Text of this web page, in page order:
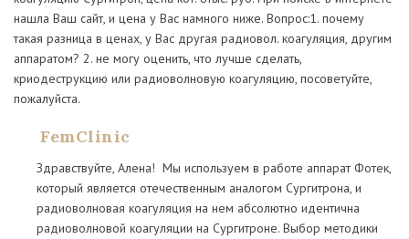
нашла Ваш сайт, и цена у Вас намного ниже. Вопрос:1. почему
такая разница в ценах, у Вас другая радиовол. коагуляция, другим
аппаратом? 2. не могу оценить, что лучше сделать,
криодеструкцию или радиоволновую коагуляцию, посоветуйте,
пожалуйста.
FemClinic
Здравствуйте, Алена! Мы используем в работе аппарат Фотек,
который является отечественным аналогом Сургитрона, и
радиоволновая коагуляция на нем абсолютно идентична
радиоволновой коагуляции на Сургитроне. Выбор методики